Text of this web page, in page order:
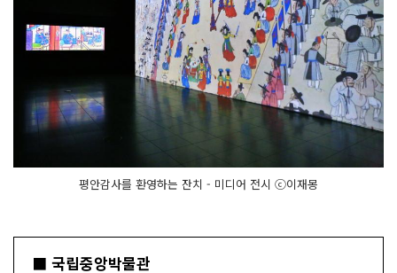
평안감사를 환영하는 잔치 - 미디어 전시 ⓒ이재몽
■ 국립중앙박물관